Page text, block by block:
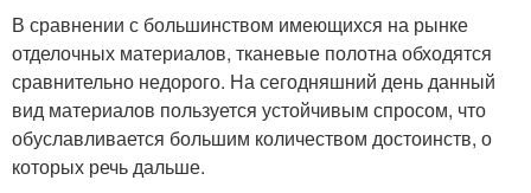
В сравнении с большинством имеющихся на рынке
отделочных материалов, тканевые полотна обходятся
сравнительно недорого. На сегодняшний день данный
вид материалов пользуется устойчивым спросом, что
обуславливается большим количеством достоинств, о
которых речь дальше.